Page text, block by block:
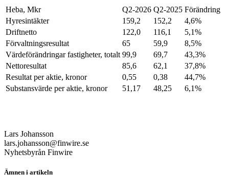
Heba, Mkr Q2-2026 Q2-2025 Förändring
Hyresintäkter
159,2 152,2
4,6%
Driftnetto
122,0 116,1
5,1%
Förvaltningsresultat
65 59,9
8,5%
Värdeförändringar fastigheter, totalt 99,9 69,7
43,3%
Nettoresultat
85,6 62,1
37,8%
Resultat per aktie, kronor
0,55 0,38
44,7%
Substansvärde per aktie, kronor
51,17 48,25 6,1%
Lars Johansson
lars.johansson@finwire.se
Nyhetsbyrån Finwire
Ämnen i artikeln